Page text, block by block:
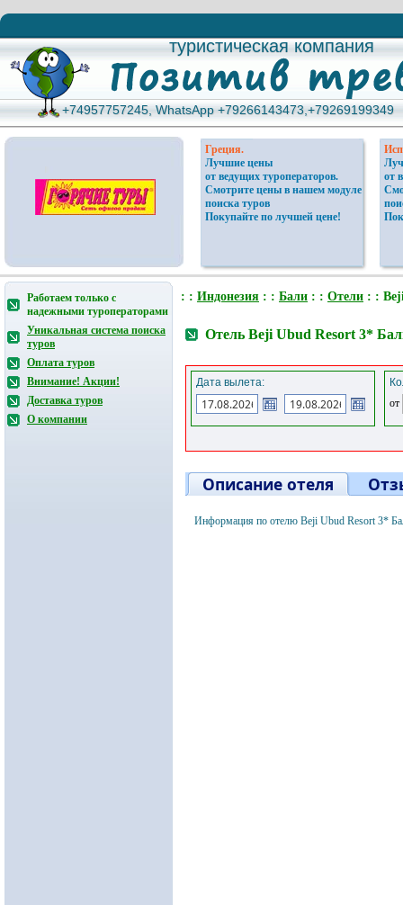
туристическая компания
туристическая компания
+74957757245, WhatsApp +79266143473,+79269199349
+74957757245, WhatsApp +79266143473,+79269199349
Греция.
Лучшие цены
от ведущих туроператоров.
Смотрите цены в нашем модуле
поиска туров
Покупайте по лучшей цене!
от
Работаем только с
надежными туроператорами
Уникальная система поиска
туров
Оплата туров
Внимание! Акции!
Доставка туров
О компании
: : Индонезия : : Бали : : Отели : :
Отель Beji Ubud Resort 3*
Дата вылета:
от
Описание отеля
Информация по отелю Beji Ubud Resort 3*